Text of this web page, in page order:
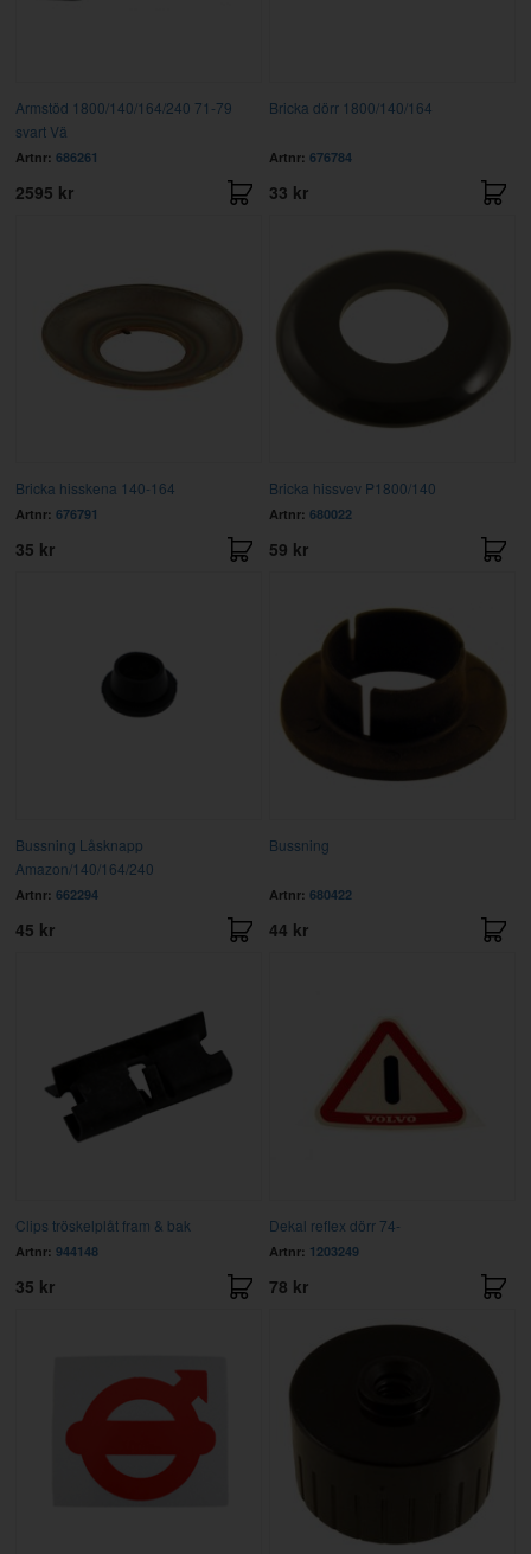
Armstöd 1800/140/164/240 71-79
svart Vä
Artnr: 686261
2595 kr
Bricka dörr 1800/140/164
Artnr: 676784
33 kr
Bricka hisskena 140-164
Artnr: 676791
35 kr
Bricka hissvev P1800/140
Artnr: 680022
59 kr
Bussning Låsknapp
Amazon/140/164/240
Artnr: 662294
45 kr
Bussning
Artnr: 680422
44 kr
Clips tröskelplåt fram & bak
Artnr: 944148
35 kr
Dekal reflex dörr 74-
Artnr: 1203249
78 kr